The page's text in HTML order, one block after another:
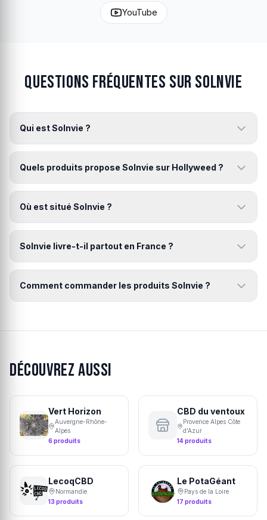
YouTube
Questions fréquentes sur Solnvie
Qui est Solnvie ?
Quels produits propose Solnvie sur Hollyweed ?
Où est situé Solnvie ?
Solnvie livre-t-il partout en France ?
Comment commander les produits Solnvie ?
Découvrez aussi
Vert Horizon
Auvergne-Rhône-
Alpes
6 produits
CBD du ventoux
Provence Alpes Côte
d’Azur
14 produits
LecoqCBD
Normandie
13 produits
Le PotaGéant
Pays de la Loire
17 produits